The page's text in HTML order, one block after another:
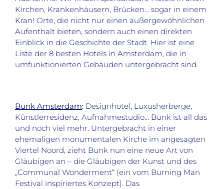
Kirchen, Krankenhäusern, Brücken… sogar in einem
Kran! Orte, die nicht nur einen außergewöhnlichen
Aufenthalt bieten, sondern auch einen direkten
Einblick in die Geschichte der Stadt. Hier ist eine
Liste der 8 besten Hotels in Amsterdam, die in
umfunktionierten Gebäuden untergebracht sind.
Bunk Amsterdam: Designhotel, Luxusherberge,
Künstlerresidenz, Aufnahmestudio… Bunk ist all das
und noch viel mehr. Untergebracht in einer
ehemaligen monumentalen Kirche im angesagten
Viertel Noord, zieht Bunk nun eine neue Art von
Gläubigen an – die Gläubigen der Kunst und des
„Communal Wonderment“ (ein vom Burning Man
Festival inspiriertes Konzept). Das